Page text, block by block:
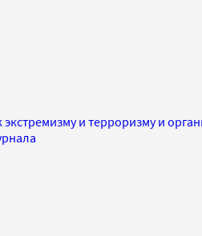
экстремизму и терроризму и